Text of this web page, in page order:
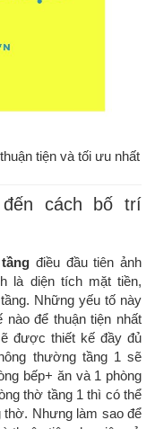
tiện và tối ưu nhất
cách bố trí
điều đầu tiên ảnh
là diện tích mặt tiền,
Những yếu tố này
nào để thuận tiện nhất
được thiết kế đầy đủ
thường tầng 1 sẽ
bếp+ ăn và 1 phòng
thờ tầng 1 thì có thể
thờ. Nhưng làm sao để